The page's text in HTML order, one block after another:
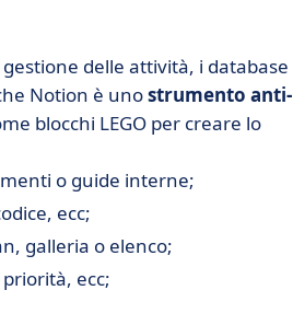
delle attività, i database
Notion è unostrumento anti-
blocchi LEGO per creare lo
o guide interne;
ecc;
galleria o elenco;
ecc;